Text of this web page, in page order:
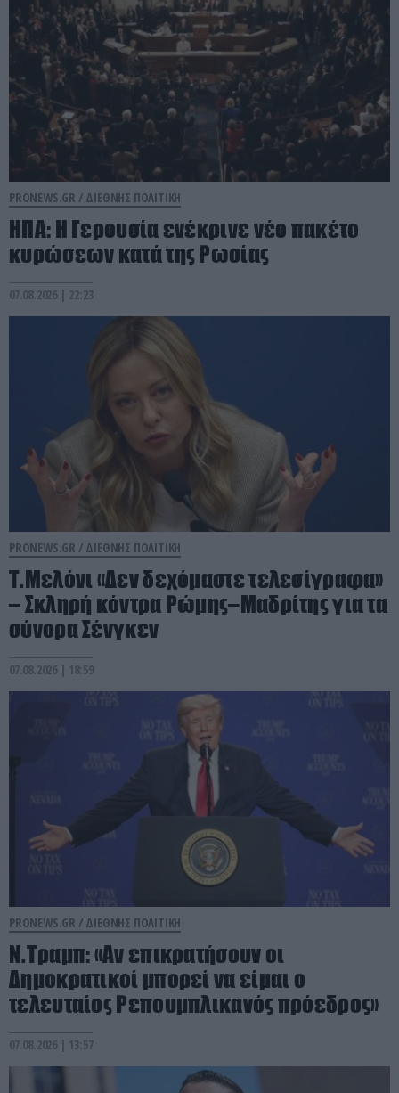
PRONEWS.GR / ΔΙΕΘΝΗΣ ΠΟΛΙΤΙΚΗ
ΗΠΑ: Η Γερουσία ενέκρινε νέο πακέτο
κυρώσεων κατά της Ρωσίας
07.08.2026 | 22:23
PRONEWS.GR / ΔΙΕΘΝΗΣ ΠΟΛΙΤΙΚΗ
Τ.Μελόνι «Δεν δεχόμαστε τελεσίγραφα»
– Σκληρή κόντρα Ρώμης–Μαδρίτης για τα
σύνορα Σένγκεν
07.08.2026 | 18:59
PRONEWS.GR / ΔΙΕΘΝΗΣ ΠΟΛΙΤΙΚΗ
Ν.Τραμπ: «Αν επικρατήσουν οι
Δημοκρατικοί μπορεί να είμαι ο
τελευταίος Ρεπουμπλικανός πρόεδρος»
07.08.2026 | 13:57